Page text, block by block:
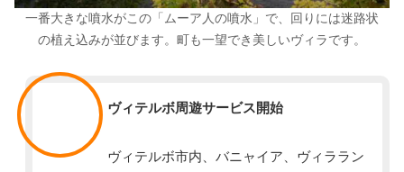
一番大きな噴水がこの「ムーア人の噴水」で、回りには迷路状
の植え込みが並びます。町も一望でき美しいヴィラです。
ヴィテルボ周遊サービス開始
ヴィテルボ市内、バニャイア、ヴィララン